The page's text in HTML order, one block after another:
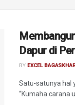
Dapur di
BY EXCEL
Satu-satunya hal
“Kumaha carana